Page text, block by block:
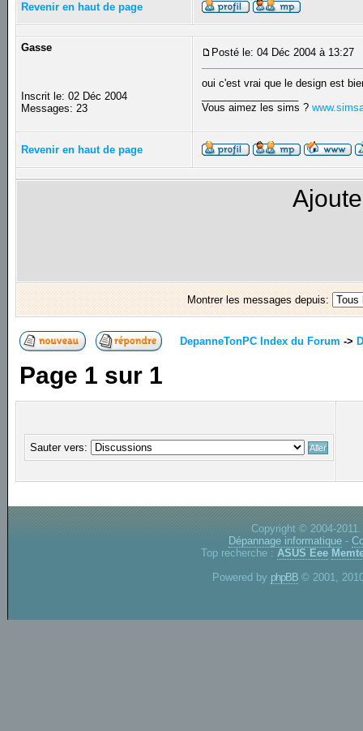
Revenir en haut de page
Gasse
Inscrit le: 02 Déc 2004
Messages: 23
Posté le: 04 Déc 2004 à 13:27
oui c'est vrai que le design est
Vous aimez les sims ?
Revenir en haut de page
Montrer les messages depuis:
DepanneTonPC Index du Forum ->
Page 1 sur 1
Sauter vers:
Copyright © 2004-
Dépannage informatique -
Top recherche : ASUS Eee
Powered by phpBB © 2001,